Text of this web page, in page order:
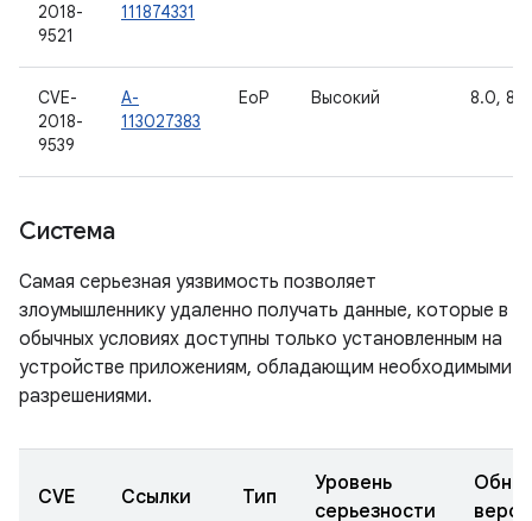
2018-
9521
111874331
CVE-
2018-
9539
A-
113027383
EoP Высокий 8.0,
Система
Самая серьезная уязвимость позволяет
злоумышленнику удаленно получать данные, которые в
обычных условиях доступны только установленным на
устройстве приложениям, обладающим необходимыми
разрешениями.
CVE Ссылки Тип
Уровень
серьезности